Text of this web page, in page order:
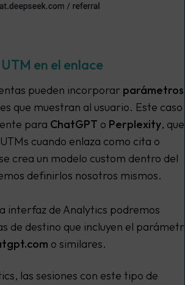
en el enlace
pueden incorporar parámetros
que muestran al usuario. Este caso
para ChatGPT o Perplexity, que
cuando enlaza como cita o
crea un modelo custom dentro del
definirlos nosotros mismos.
interfaz de Analytics podremos
de destino que incluyen el
o similares.
las sesiones con este tipo de